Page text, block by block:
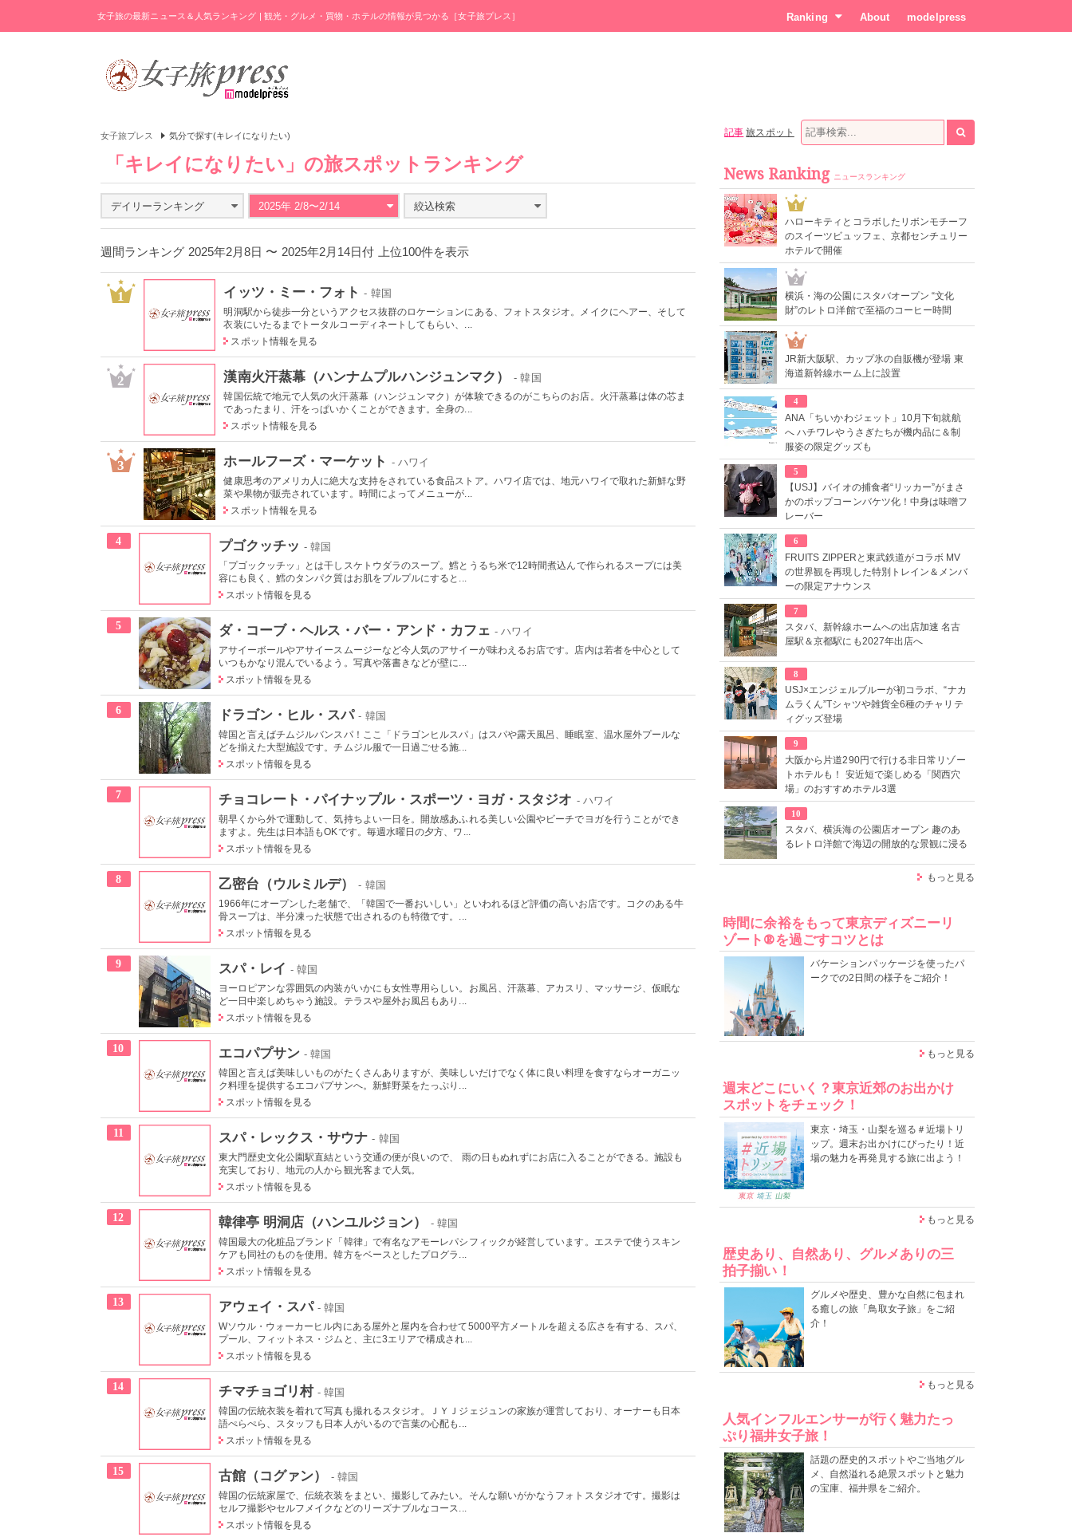
女子旅の最新ニュース＆人気ランキング | 観光・グルメ・買物・ホテルの情報が見つかる［女子旅プレス］ Ranking About modelpress
女子旅プレス 気分で探す(キレイになりたい)
「キレイになりたい」の旅スポットランキング
デイリーランキング 2025年 2/8〜2/14 絞込検索
週間ランキング 2025年2月8日 〜 2025年2月14日付 上位100件を表示
1 イッツ・ミー・フォト - 韓国
明洞駅から徒歩一分というアクセス抜群のロケーションにある、フォトスタジオ。メイクにヘアー、そして
衣装にいたるまでトータルコーディネートしてもらい、...
スポット情報を見る
2 漢南火汗蒸幕（ハンナムプルハンジュンマク） - 韓国
韓国伝統で地元で人気の火汗蒸幕（ハンジュンマク）が体験できるのがこちらのお店。火汗蒸幕は体の芯ま
であったまり、汗をっぱいかくことができます。全身の...
スポット情報を見る
3 ホールフーズ・マーケット - ハワイ
健康思考のアメリカ人に絶大な支持をされている食品ストア。ハワイ店では、地元ハワイで取れた新鮮な野
菜や果物が販売されています。時間によってメニューが...
スポット情報を見る
4 プゴクッチッ - 韓国
「プゴックッチッ」とは干しスケトウダラのスープ。鱈とうるち米で12時間煮込んで作られるスープには美
容にも良く、鱈のタンパク質はお肌をプルプルにすると...
スポット情報を見る
5 ダ・コーブ・ヘルス・バー・アンド・カフェ - ハワイ
アサイーボールやアサイースムージーなど今人気のアサイーが味わえるお店です。店内は若者を中心として
いつもかなり混んでいるよう。写真や落書きなどが壁に...
スポット情報を見る
6 ドラゴン・ヒル・スパ - 韓国
韓国と言えばチムジルバンスパ！ここ「ドラゴンヒルスパ」はスパや露天風呂、睡眠室、温水屋外プールな
どを揃えた大型施設です。チムジル服で一日過ごせる施...
スポット情報を見る
7 チョコレート・パイナップル・スポーツ・ヨガ・スタジオ - ハワイ
朝早くから外で運動して、気持ちよい一日を。開放感あふれる美しい公園やビーチでヨガを行うことができ
ますよ。先生は日本語もOKです。毎週水曜日の夕方、ワ...
スポット情報を見る
8 乙密台（ウルミルデ） - 韓国
1966年にオープンした老舗で、「韓国で一番おいしい」といわれるほど評価の高いお店です。コクのある牛
骨スープは、半分凍った状態で出されるのも特徴です。...
スポット情報を見る
9 スパ・レイ - 韓国
ヨーロピアンな雰囲気の内装がいかにも女性専用らしい。お風呂、汗蒸幕、アカスリ、マッサージ、仮眠な
ど一日中楽しめちゃう施設。テラスや屋外お風呂もあり...
スポット情報を見る
10 エコパプサン - 韓国
韓国と言えば美味しいものがたくさんありますが、美味しいだけでなく体に良い料理を食すならオーガニッ
ク料理を提供するエコパプサンへ。新鮮野菜をたっぷり...
スポット情報を見る
11 スパ・レックス・サウナ - 韓国
東大門歴史文化公園駅直結という交通の便が良いので、 雨の日もぬれずにお店に入ることができる。施設も
充実しており、地元の人から観光客まで人気。
スポット情報を見る
12 韓律亭 明洞店（ハンユルジョン） - 韓国
韓国最大の化粧品ブランド「韓律」で有名なアモーレパシフィックが経営しています。エステで使うスキン
ケアも同社のものを使用。韓方をベースとしたプログラ...
スポット情報を見る
13 アウェイ・スパ - 韓国
Wソウル・ウォーカーヒル内にある屋外と屋内を合わせて5000平方メートルを超える広さを有する、スパ、
プール、フィットネス・ジムと、主に3エリアで構成され...
スポット情報を見る
14 チマチョゴリ村 - 韓国
韓国の伝統衣装を着れて写真も撮れるスタジオ。ＪＹＪジェジュンの家族が運営しており、オーナーも日本
語ぺらぺら、スタッフも日本人がいるので言葉の心配も...
スポット情報を見る
15 古館（コグァン） - 韓国
韓国の伝統家屋で、伝統衣装をまとい、撮影してみたい。そんな願いがかなうフォトスタジオです。撮影は
セルフ撮影やセルフメイクなどのリーズナブルなコース...
スポット情報を見る
記事 旅スポット
News Ranking ニュースランキング
1
ハローキティとコラボしたリボンモチーフ
のスイーツビュッフェ、京都センチュリー
ホテルで開催
2
横浜・海の公園にスタバオープン “文化
財”のレトロ洋館で至福のコーヒー時間
3
JR新大阪駅、カップ氷の自販機が登場 東
海道新幹線ホーム上に設置
4
ANA「ちいかわジェット」10月下旬就航
へ ハチワレやうさぎたちが機内品に＆制
服姿の限定グッズも
5
【USJ】バイオの捕食者“リッカー”がまさ
かのポップコーンバケツ化！中身は味噌フ
レーバー
6
FRUITS ZIPPERと東武鉄道がコラボ MV
の世界観を再現した特別トレイン＆メンバ
ーの限定アナウンス
7
スタバ、新幹線ホームへの出店加速 名古
屋駅＆京都駅にも2027年出店へ
8
USJ×エンジェルブルーが初コラボ、“ナカ
ムラくん”Tシャツや雑貨全6種のチャリテ
ィグッズ登場
9
大阪から片道290円で行ける非日常リゾー
トホテルも！ 安近短で楽しめる「関西穴
場」のおすすめホテル3選
10
スタバ、横浜海の公園店オープン 趣のあ
るレトロ洋館で海辺の開放的な景観に浸る
もっと見る
時間に余裕をもって東京ディズニーリ
ゾート®を過ごすコツとは
バケーションパッケージを使ったパ
ークでの2日間の様子をご紹介！
もっと見る
週末どこにいく？東京近郊のお出かけ
スポットをチェック！
東京・埼玉・山梨を巡る＃近場トリ
ップ。週末お出かけにぴったり！近
場の魅力を再発見する旅に出よう！
もっと見る
歴史あり、自然あり、グルメありの三
拍子揃い！
グルメや歴史、豊かな自然に包まれ
る癒しの旅「鳥取女子旅」をご紹
介！
もっと見る
人気インフルエンサーが行く魅力たっ
ぷり福井女子旅！
話題の歴史的スポットやご当地グル
メ、自然溢れる絶景スポットと魅力
の宝庫、福井県をご紹介。